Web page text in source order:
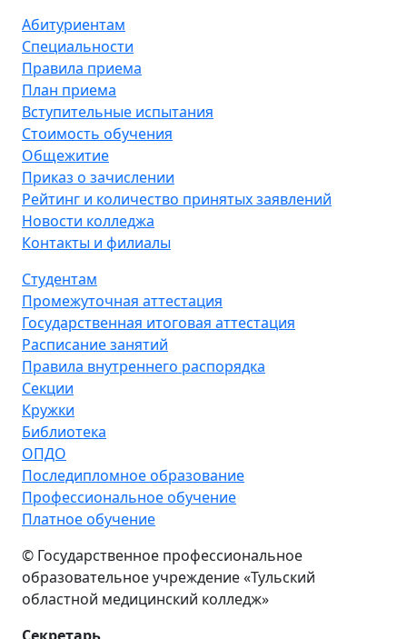
Абитуриентам
Специальности
Правила приема
План приема
Вступительные испытания
Стоимость обучения
Общежитие
Приказ о зачислении
Рейтинг и количество принятых заявлений
Новости колледжа
Контакты и филиалы
Студентам
Промежуточная аттестация
Государственная итоговая аттестация
Расписание занятий
Правила внутреннего распорядка
Секции
Кружки
Библиотека
ОПДО
Последипломное образование
Профессиональное обучение
Платное обучение
© Государственное профессиональное
образовательное учреждение «Тульский
областной медицинский колледж»